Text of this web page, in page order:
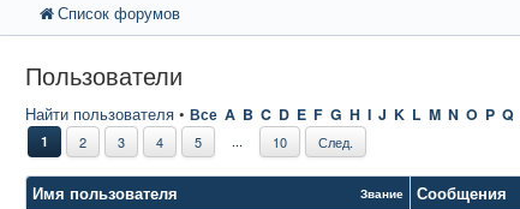
Список форумов
Пользователи
Найти пользователя • Все A B C D E F G H I J K L M N O P Q
1 2 3 4 5 ... 10 След.
Имя пользователя Звание Сообщения